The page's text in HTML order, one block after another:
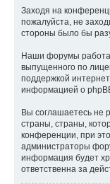
Заходя на
пожалуйста, не
стороны было бы
Наши форумы
выпущенного по
поддержкой
информацией о
Вы соглашаетесь не
страны, страны,
конференции, при
администраторы
информация будет
ответственна за